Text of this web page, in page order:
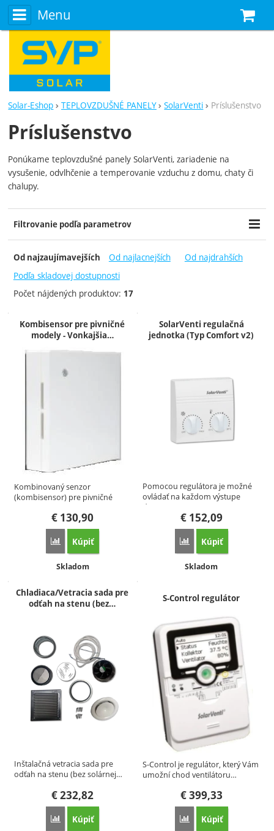
Menu
Solar-Eshop TEPLOVZDUŠNÉ PANELY SolarVenti Príslušenstvo
Príslušenstvo
Ponúkame teplovzdušné panely SolarVenti,zariadenie na
vysušenie,odvlhčenie a temperovanie vzduchu z domu,chaty či
chalupy.
Filtrovanie podľa parametrov
Cena (€)
-
Dostupnosť
Skladom
Do týždňa
7 - 21 dní
Od najzaujímavejších Od najlacnejších
Od najdrahších
Podľa skladovej dostupnosti
Počet nájdených produktov: 17
Produkty
Kombisensor pre pivničné
modely - Vonkajšia…
Kombinovaný senzor
(kombisensor) pre pivničné
€ 130,90
Porovnať
Kúpiť
Dostupnosť:
Skladom
SolarVenti regulačná
jednotka (Typ Comfort v2)
Pomocou regulátora je možné
ovládať na každom výstupe
dva…
€152,09
Porovnať
Kúpiť
Dostupnosť:
Skladom
Chladiaca/Vetracia sada pre
odťah na stenu (bez…
Inštalačná vetracia sada pre
odťah na stenu (bez solárnej…
€232,82
Porovnať
Kúpiť
S-Control regulátor
S-Control je regulátor, který Vám
umožní chod ventilátoru…
€399,33
Porovnať
Kúpiť